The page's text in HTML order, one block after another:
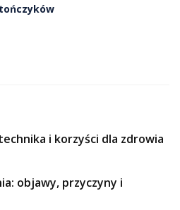
i korzyści dla zdrowia
objawy, przyczyny i